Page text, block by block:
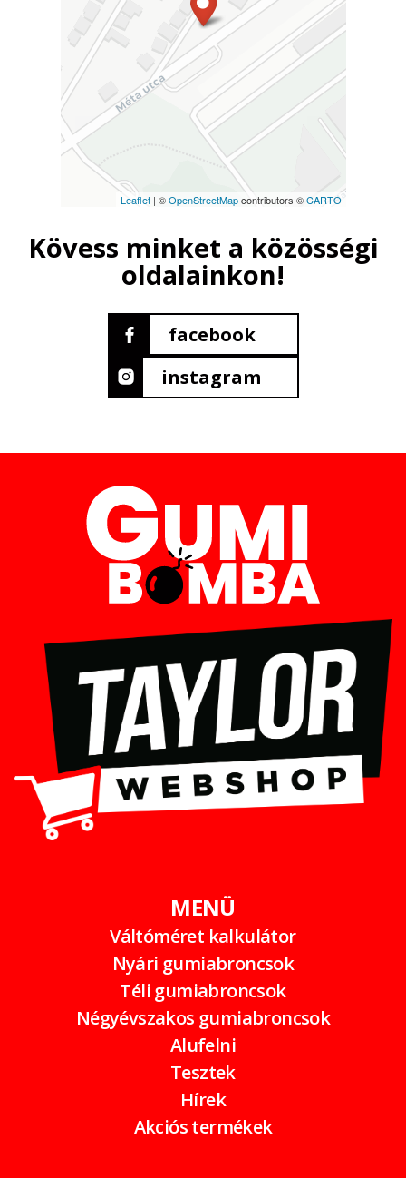
Leaflet| ©OpenStreetMapcontributors ©CARTO
Kövess minket a közösségi
oldalainkon!
facebook
instagram
MENÜ
Váltóméret kalkulátor
Nyári gumiabroncsok
Téli gumiabroncsok
Négyévszakos gumiabroncsok
Alufelni
Tesztek
Hírek
Akciós termékek